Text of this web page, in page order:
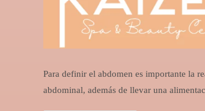
Para definir el abdomen es importante la
abdominal, además de llevar una